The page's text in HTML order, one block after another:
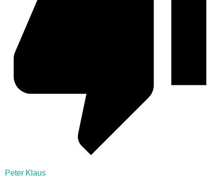
Peter Klaus